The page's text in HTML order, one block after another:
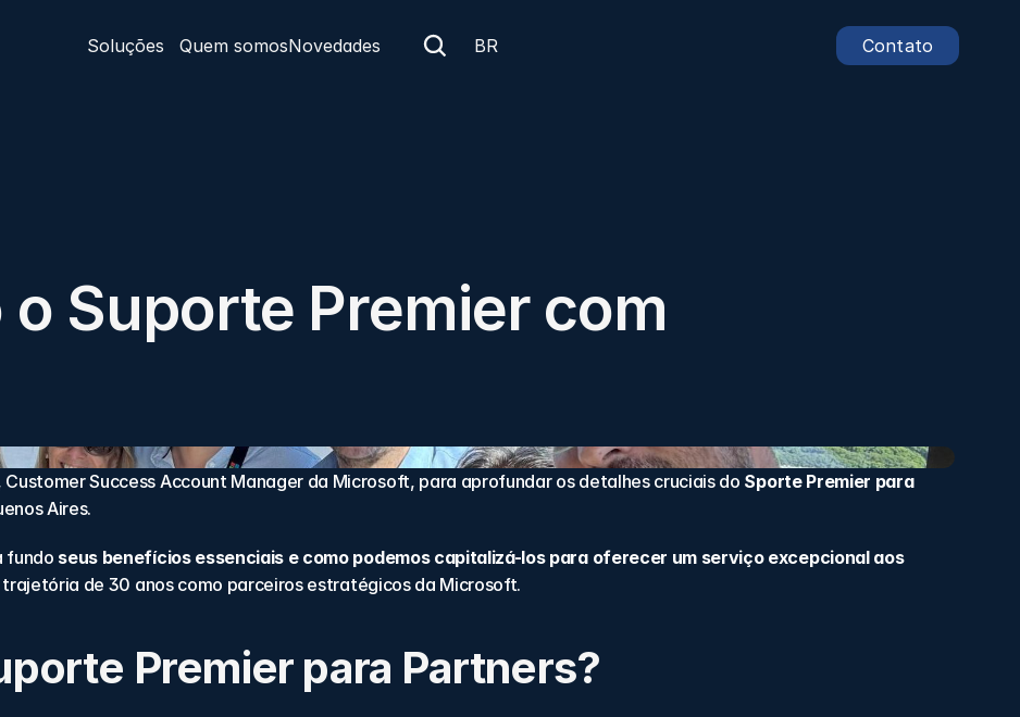
Suporte Premier com
Customer Success Account Manager da Microsoft, para aprofundar os detalhes cruciais do Sporte Premier para
Aires.
fundo seus benefícios essenciais e como podemos capitalizá-los para oferecer um serviço excepcional aos
de 30 anos como parceiros estratégicos da Microsoft.
Premier para Partners?
Soluções Quem somosNovedades BR Contato